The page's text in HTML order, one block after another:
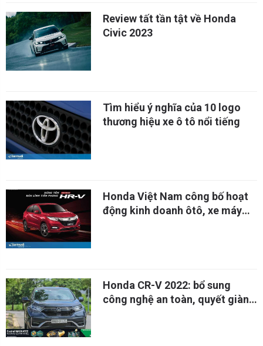
Review tất tần tật về Honda
Civic 2023
Tìm hiểu ý nghĩa của 10 logo
thương hiệu xe ô tô nổi tiếng
Honda Việt Nam công bố hoạt
động kinh doanh ôtô, xe máy
Honda CR-V 2022: bổ sung
công nghệ an toàn, quyết giành